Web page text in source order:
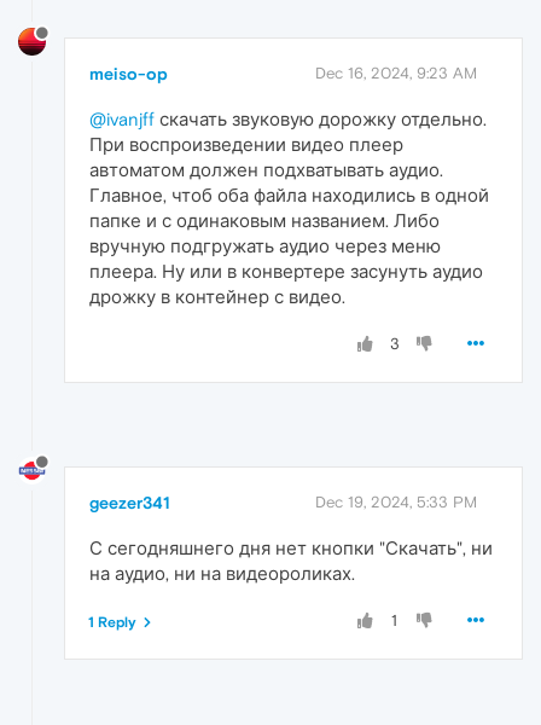
meiso-op Dec 16, 2024, 9:23 AM
@ivanjff скачать звуковую дорожку отдельно.
При воспроизведении видео плеер
автоматом должен подхватывать аудио.
Главное, чтоб оба файла находились в одной
папке и с одинаковым названием. Либо
вручную подгружать аудио через меню
плеера. Ну или в конвертере засунуть аудио
дрожку в контейнер с видео.
3
geezer341 Dec 19, 2024, 5:33 PM
С сегодняшнего дня нет кнопки "Скачать", ни
на аудио, ни на видеороликах.
1
1 Reply